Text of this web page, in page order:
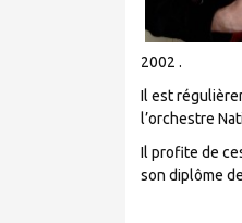
2002 .
Il est
l’orchestre
Il profite de
son diplôme